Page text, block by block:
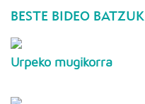
BESTE BIDEO BATZUK
Urpeko mugikorra